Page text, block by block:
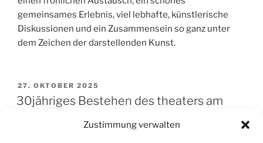
Zustimmung verwalten
gemeinsames Erlebnis, viel lebhafte, künstlerische
Diskussionen und ein Zusammensein so ganz unter
dem Zeichen der darstellenden Kunst.
VERÖFFENTLICHT
AM
27. OKTOBER 2025
30jähriges Bestehen des theaters am